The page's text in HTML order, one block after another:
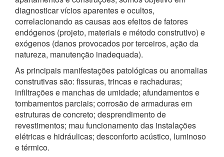
diagnosticar vícios aparentes e ocultos,
correlacionando as causas aos efeitos de fatores
endógenos (projeto, materiais e método construtivo) e
exógenos (danos provocados por terceiros, ação da
natureza, manutenção inadequada).
As principais manifestações patológicas ou anomalias
construtivas são: fissuras, trincas e rachaduras;
infiltrações e manchas de umidade; afundamentos e
tombamentos parciais; corrosão de armaduras em
estruturas de concreto; desprendimento de
revestimentos; mau funcionamento das instalações
elétricas e hidráulicas; desconforto acústico, luminoso
e térmico.